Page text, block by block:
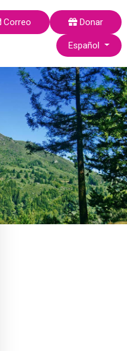
Correo
Donar
Seleccione su
Español